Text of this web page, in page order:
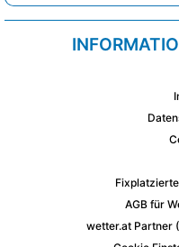
AGB für
wetter.at Partner